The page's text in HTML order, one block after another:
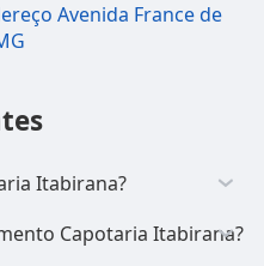
Avenida France de
Itabirana?
Capotaria Itabirana?